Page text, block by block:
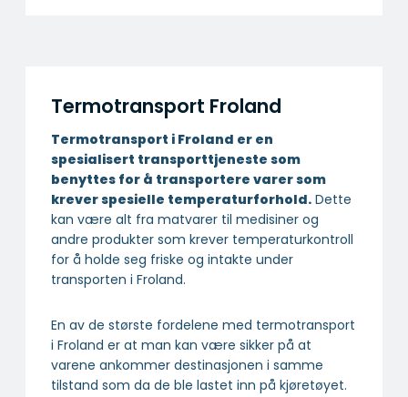
Termotransport Froland
Termotransport i Froland er en
spesialisert transport­tjeneste som
benyttes for å transportere varer som
krever spesielle temperatur­forhold. Dette
kan være alt fra matvarer til medisiner og
andre produkter som krever temperaturkontroll
for å holde seg friske og intakte under
transporten i Froland.
En av de største fordelene med termotransport
i Froland er at man kan være sikker på at
varene ankommer destinasjonen i samme
tilstand som da de ble lastet inn på kjøretøyet.